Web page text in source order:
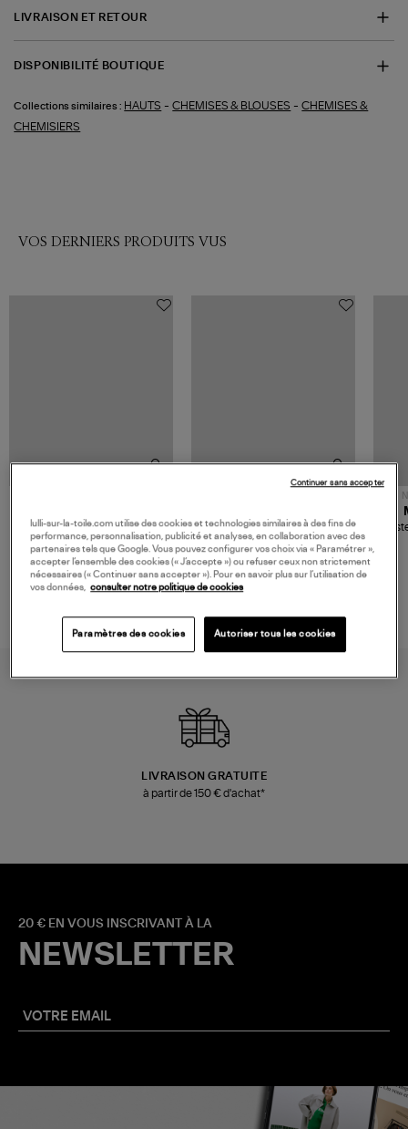
LIVRAISON ET RETOUR
DISPONIBILITÉ BOUTIQUE
Collections similaires : HAUTS -CHEMISES & BLOUSES -CHEMISES &
CHEMISIERS
VOS DERNIERS PRODUITS VUS
480,00 €
Sac Bobi S Cuir Lamé
Champagne
189,00 €
Mocassins Killian Sport
Mousse
LIVRAISON GRATUITE
à partir de 150 € d'achat*
20 € EN VOUS INSCRIVANT À LA
NEWSLETTER
lulli-sur-la-toile.com utilise des cookies et technologies similaires à des fins de
performance, personnalisation, publicité et analyses, en collaboration avec des
partenaires tels que Google. Vous pouvez configurer vos choix via « Paramétrer »,
accepter l’ensemble des cookies (« J’accepte ») ou refuser ceux non strictement
nécessaires (« Continuer sans accepter »). Pour en savoir plus sur l’utilisation de
vos données, consulter notre politique de cookies
Paramètres des cookies Autoriser tous les cookies
Continuer sans accepter